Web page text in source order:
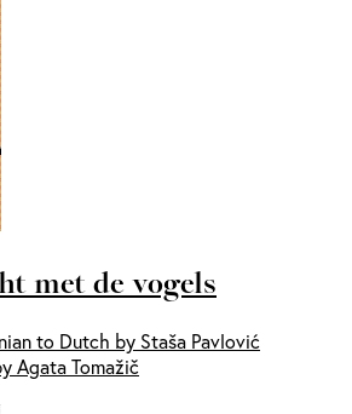
met de vogels
to Dutch by Staša Pavlović
Agata Tomažič